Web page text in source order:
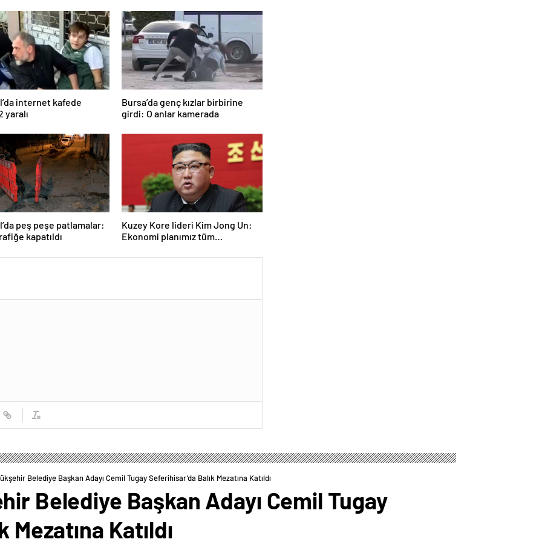
internet kafede
yaralı
Bursa’da genç kızlar birbirine
girdi: O anlar kamerada
peş peşe patlamalar:
kapatıldı
Kuzey Kore lideri Kim Jong Un:
Ekonomi planımız tüm
Belediye Başkan Adayı Cemil Tugay Seferihisar’da Balık Mezatına Katıldı
Belediye Başkan Adayı Cemil Tugay
Katıldı